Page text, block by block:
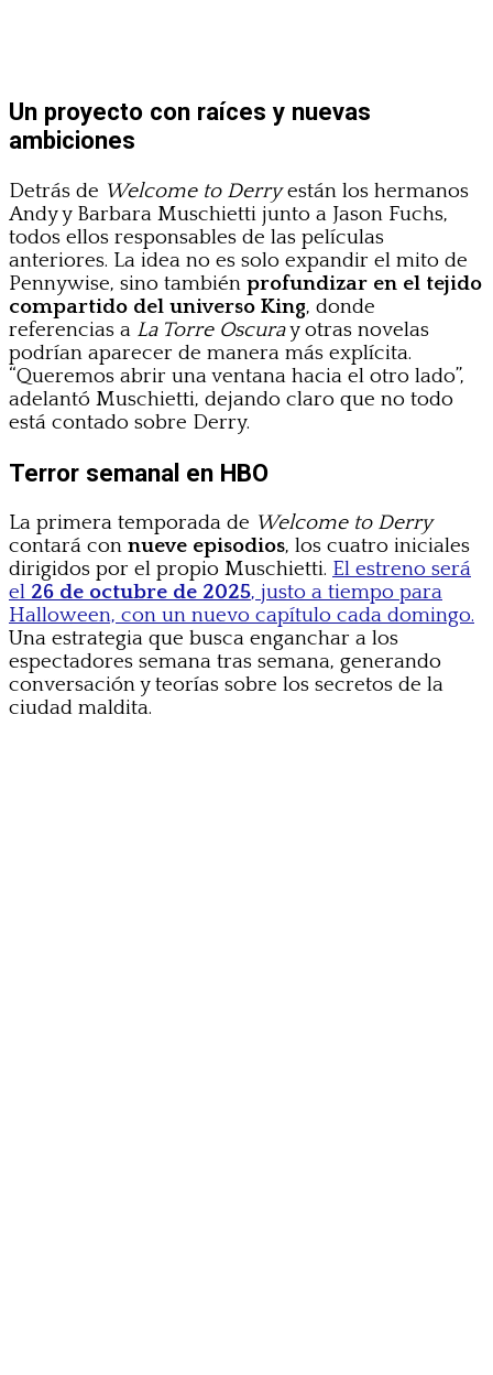
Un proyecto con raíces y nuevas
ambiciones
Detrás de Welcome to Derryestán los hermanos
Andy y Barbara Muschietti junto a Jason Fuchs,
todos ellos responsables de las películas
anteriores. La idea no es solo expandir el mito de
Pennywise, sino también profundizar en el tejido
compartido del universo King, donde
referencias a La Torre Oscuray otras novelas
podrían aparecer de manera más explícita.
“Queremos abrir una ventana hacia el otro lado”,
adelantó Muschietti, dejando claro que no todo
está contado sobre Derry.
Terror semanal en HBO
La primera temporada de Welcome to Derry
contará con nueve episodios, los cuatro iniciales
dirigidos por el propio Muschietti. El estreno será
el 26 de octubre de 2025, justo a tiempo para
Halloween, con un nuevo capítulo cada domingo.
Una estrategia que busca enganchar a los
espectadores semana tras semana, generando
conversación y teorías sobre los secretos de la
ciudad maldita.